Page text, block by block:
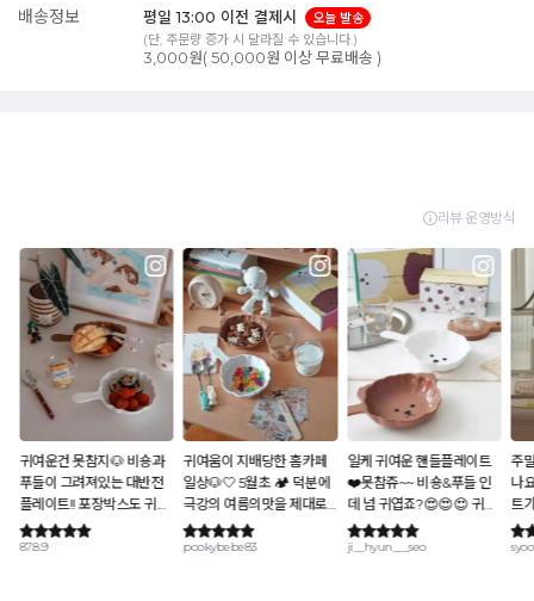
배송정보 평일 13:00 이전 결제시
오늘 발송
(단, 주문량 증가 시 달라질 수 있습니다.)
3,000원( 50,000원 이상 무료배송 )